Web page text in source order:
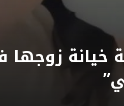
خيانة زوجها